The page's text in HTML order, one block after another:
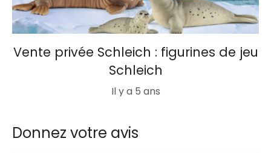
Vente privée Schleich : figurines de jeu
Schleich
Il y a 5 ans
Donnez votre avis